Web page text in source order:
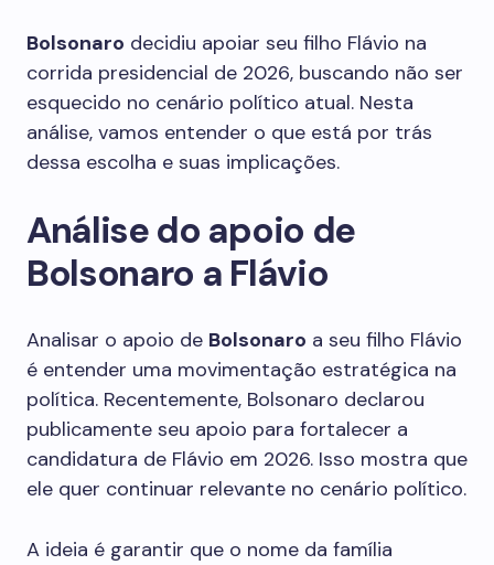
Bolsonaro decidiu apoiar seu filho Flávio na
corrida presidencial de 2026, buscando não ser
esquecido no cenário político atual. Nesta
análise, vamos entender o que está por trás
dessa escolha e suas implicações.
Análise do apoio de
Bolsonaro a Flávio
Analisar o apoio de Bolsonaro a seu filho Flávio
é entender uma movimentação estratégica na
política. Recentemente, Bolsonaro declarou
publicamente seu apoio para fortalecer a
candidatura de Flávio em 2026. Isso mostra que
ele quer continuar relevante no cenário político.
A ideia é garantir que o nome da família